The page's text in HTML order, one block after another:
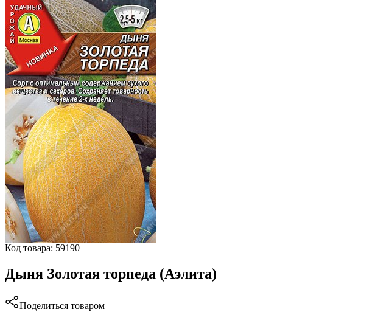
Код товара: 59190
Дыня Золотая торпеда (Аэлита)
Поделиться товаром